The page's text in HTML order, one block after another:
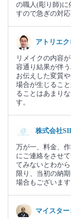
の職人(彫り師)に
すので急ぎの対応
アトリエク
リメイクの内容
容通り結果が伴
お伝えした変質
場合が生じるこ
ることはあまり
す。
株式会社
万が一、料金、
にご連絡をさせ
てみないとわか
限り、当初の納
場合もございま
マイスタ